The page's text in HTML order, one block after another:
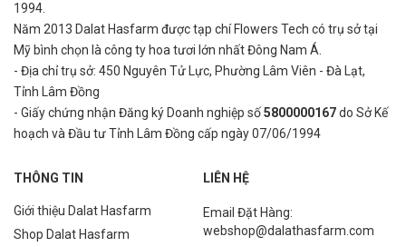
1994.
Năm 2013 Dalat Hasfarm được tạp chí Flowers Tech có trụ sở tại
Mỹ bình chọn là công ty hoa tươi lớn nhất Đông Nam Á.
- Địa chỉ trụ sở: 450 Nguyên Tử Lực, Phường Lâm Viên - Đà Lạt,
Tỉnh Lâm Đồng
- Giấy chứng nhận Đăng ký Doanh nghiệp số5800000167do Sở Kế
hoạch và Đầu tư Tỉnh Lâm Đồng cấp ngày 07/06/1994
THÔNG TIN
Giới thiệu Dalat Hasfarm
Shop Dalat Hasfarm
LIÊN HỆ
Email Đặt Hàng:
webshop@dalathasfarm.com